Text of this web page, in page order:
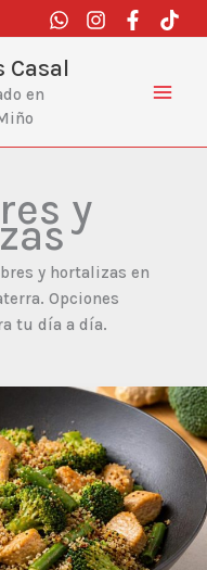
Casal
en
y
y hortalizas en
Opciones
tu día a día.